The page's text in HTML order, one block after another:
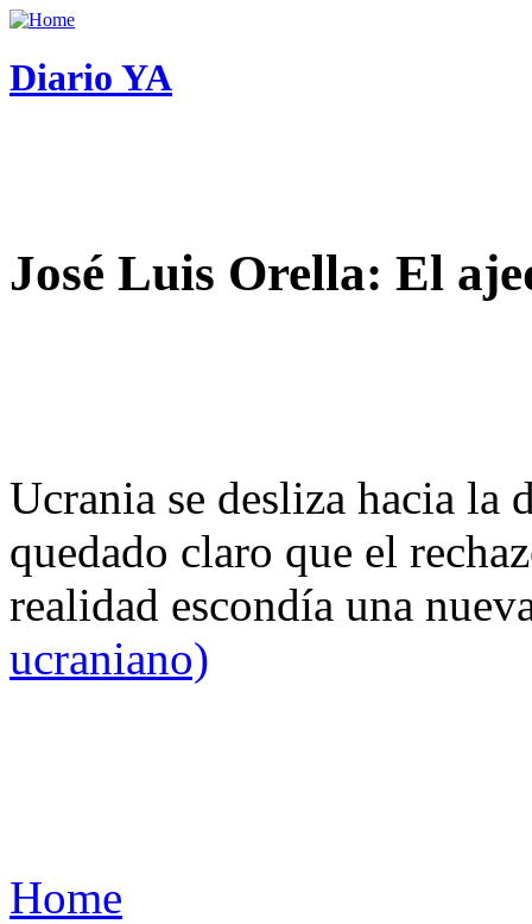
Diario YA
José Luis Orella: El
Ucrania se desliza hacia
quedado claro que el
realidad escondía una
ucraniano)
Home